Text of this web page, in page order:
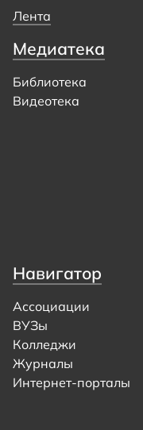
Лента
Медиатека
Библиотека
Видеотека
Навигатор
Ассоциации
ВУЗы
Колледжи
Журналы
Интернет-порталы